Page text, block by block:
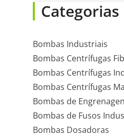
Categorias
Bombas Industriais
Bombas Centrífugas
Bombas Centrífugas
Bombas Centrífugas
Bombas de
Bombas de Fusos
Bombas Dosadoras